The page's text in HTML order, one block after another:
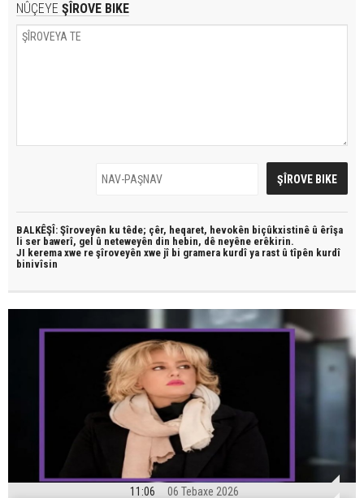
NÛÇEYE ŞÎROVE BIKE
BALKÊŞÎ: Şîroveyên ku têde; çêr, heqaret, hevokên biçûkxistinê û êrîşa
li ser bawerî, gel û neteweyên din hebin, dê neyêne erêkirin.
JI kerema xwe re şîroveyên xwe jî bi gramera kurdî ya rast û tîpên kurdî
binivîsin
11:06 06 Tebaxe 2026